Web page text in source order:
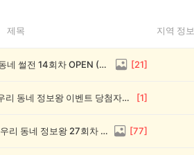
제목 지역 정보
전원 1,000캐시! 🥳 우리 동네 썰전 14회차 OPEN (~8/17) [21]
💰[당첨자 발표] 26회차 우리 동네 정보왕 이벤트 당첨자를 발표합니다! [1]
💸 전원 2,000캐시 지급! 우리 동네 정보왕 27회차 (~8/10) [77]